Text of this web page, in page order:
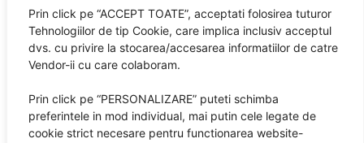
Prin click pe “ACCEPT TOATE”, acceptati folosirea tuturor
Tehnologiilor de tip Cookie, care implica inclusiv acceptul
dvs. cu privire la stocarea/accesarea informatiilor de catre
Vendor-ii cu care colaboram.
Prin click pe “PERSONALIZARE” puteti schimba
preferintele in mod individual, mai putin cele legate de
cookie strict necesare pentru functionarea website-
SUNETE este marcă înregistrată City Guide Media SRL,
RO 32408505
Sediul central: Brașov, Str. Octavian Goga nr. 9, bl. 290